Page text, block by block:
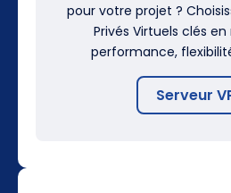
pour votre projet ?
Privés Virtuels clés
performance,
Serveur